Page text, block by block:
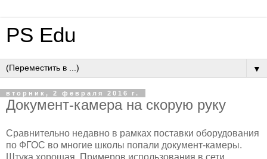
PS Edu
▼
вторник, 2 февраля 2016 г.
Документ-камера на скорую руку
Сравнительно недавно в рамках поставки оборудования
по ФГОС во многие школы попали документ-камеры.
Штука хорошая. Примеров использования в сети